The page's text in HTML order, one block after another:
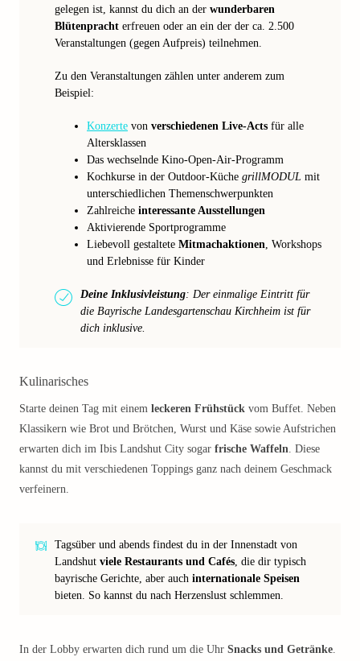
gelegen ist, kannst du dich an der wunderbaren
Blütenpracht erfreuen oder an ein der der ca. 2.500
Veranstaltungen (gegen Aufpreis) teilnehmen.
Zu den Veranstaltungen zählen unter anderem zum
Beispiel:
Konzerte von verschiedenen Live-Acts für alle
Altersklassen
Das wechselnde Kino-Open-Air-Programm
Kochkurse in der Outdoor-Küche grillMODUL mit
unterschiedlichen Themenschwerpunkten
Zahlreiche interessante Ausstellungen
Aktivierende Sportprogramme
Liebevoll gestaltete Mitmachaktionen, Workshops
und Erlebnisse für Kinder
Deine Inklusivleistung: Der einmalige Eintritt für
die Bayrische Landesgartenschau Kirchheim ist für
dich inklusive.
Kulinarisches
Starte deinen Tag mit einem leckeren Frühstück vom Buffet. Neben
Klassikern wie Brot und Brötchen, Wurst und Käse sowie Aufstrichen
erwarten dich im Ibis Landshut City sogar frische Waffeln. Diese
kannst du mit verschiedenen Toppings ganz nach deinem Geschmack
verfeinern.
Tagsüber und abends findest du in der Innenstadt von
Landshut viele Restaurants und Cafés, die dir typisch
bayrische Gerichte, aber auch internationale Speisen
bieten. So kannst du nach Herzenslust schlemmen.
In der Lobby erwarten dich rund um die Uhr Snacks und Getränke.